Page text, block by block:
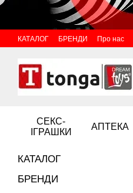
Перейти до основного контенту
КАТАЛОГ БРЕНДИ Про нас
СЕКС-
ІГРАШКИ
АПТЕКА
КАТАЛОГ
БРЕНДИ